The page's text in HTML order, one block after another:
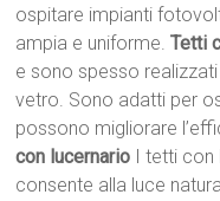
ospitare impianti
ampia e uniforme.Tetti
e sono spesso
vetro. Sono adatti per
possono migliorare
con lucernario I tetti con
consente alla luce